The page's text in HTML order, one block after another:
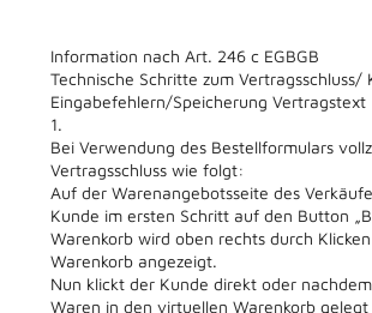
Information nach Art. 246 c EGBGB
Technische Schritte zum Vertragsschluss/
Eingabefehlern/Speicherung Vertragstext
1.
Bei Verwendung des Bestellformulars
Vertragsschluss wie folgt:
Auf der Warenangebotsseite des
Kunde im ersten Schritt auf den Button
Warenkorb wird oben rechts durch
Warenkorb angezeigt.
Nun klickt der Kunde direkt oder
Waren in den virtuellen Warenkorb